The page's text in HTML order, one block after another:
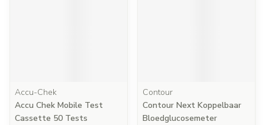
Accu-Chek
Accu Chek Mobile Test
Cassette 50 Tests
Contour
Contour Next Koppelbaar
Bloedglucosemeter